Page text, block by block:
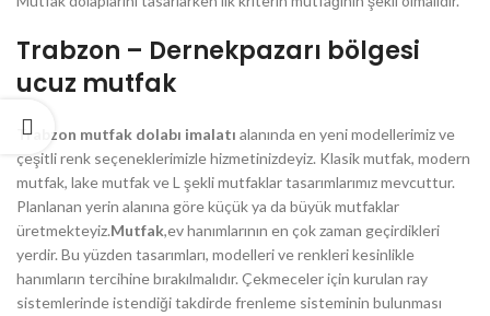
Trabzon – Dernekpazarı bölgesi
ucuz mutfak
Trabzon mutfak dolabı imalatı alanında en yeni modellerimiz ve
çeşitli renk seçeneklerimizle hizmetinizdeyiz. Klasik mutfak, modern
mutfak, lake mutfak ve L şekli mutfaklar tasarımlarımız mevcuttur.
Planlanan yerin alanına göre küçük ya da büyük mutfaklar
üretmekteyiz.Mutfak,ev hanımlarının en çok zaman geçirdikleri
yerdir. Bu yüzden tasarımları, modelleri ve renkleri kesinlikle
hanımların tercihine bırakılmalıdır. Çekmeceler için kurulan ray
sistemlerinde istendiği takdirde frenleme sisteminin bulunması